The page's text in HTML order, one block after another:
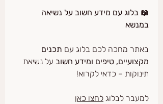
📖 בלוג עם מידע חשוב על נשיאה
במנשא
באתר מחכה לכם בלוג עם תכנים
מקצועיים, טיפים ומידע חשוב על נשיאת
תינוקות – כדאי לקרוא!
למעבר לבלוג לחצו כאן